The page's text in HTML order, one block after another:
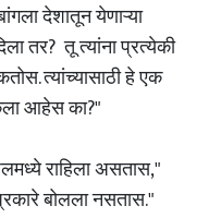
देशातून येणाऱ्या
तर? तू त्यांना प्रत्येकी
त्यांच्यासाठी हे एक
आहेस का?"
राहिला असतास,"
बोलला नसतास."